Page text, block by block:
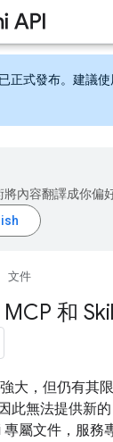
正式發布。建議
內容翻譯成你偏
文件
和
大，但仍有其
此無法提供新
專屬文件，服務